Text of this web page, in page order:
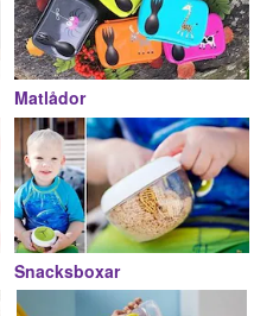
Matlådor
Snacksboxar